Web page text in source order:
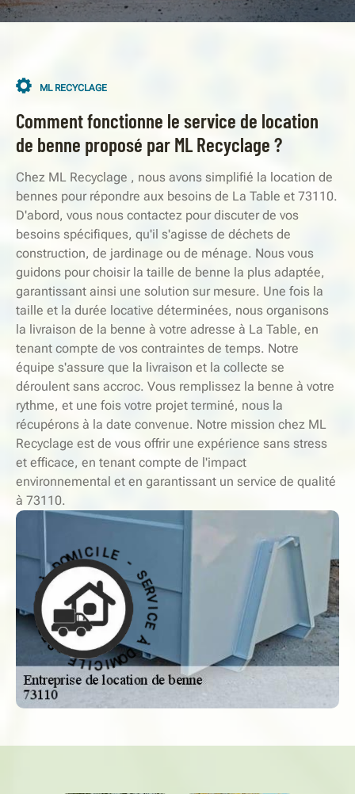
ML RECYCLAGE
Comment fonctionne le service de location
de benne proposé par ML Recyclage ?
Chez ML Recyclage , nous avons simplifié la location de
bennes pour répondre aux besoins de La Table et 73110.
D'abord, vous nous contactez pour discuter de vos
besoins spécifiques, qu'il s'agisse de déchets de
construction, de jardinage ou de ménage. Nous vous
guidons pour choisir la taille de benne la plus adaptée,
garantissant ainsi une solution sur mesure. Une fois la
taille et la durée locative déterminées, nous organisons
la livraison de la benne à votre adresse à La Table, en
tenant compte de vos contraintes de temps. Notre
équipe s'assure que la livraison et la collecte se
déroulent sans accroc. Vous remplissez la benne à votre
rythme, et une fois votre projet terminé, nous la
récupérons à la date convenue. Notre mission chez ML
Recyclage est de vous offrir une expérience sans stress
et efficace, en tenant compte de l'impact
environnemental et en garantissant un service de qualité
à 73110.
S
E
R
V
I
C
E
À
D
O
M
I
C
ILE - SE R
V I
C
E
À
D
O
M
I
C
I
L
E
-